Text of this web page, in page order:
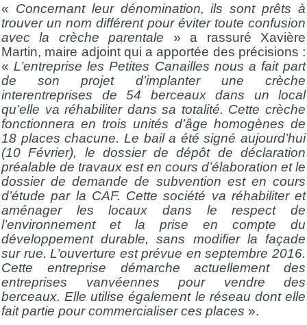
« Concernant leur dénomination, ils sont prêts à
trouver un nom différent pour éviter toute confusion
avec la crèche parentale » a rassuré Xavière
Martin, maire adjoint qui a apportée des précisions :
«L’entreprise les Petites Canailles nous a fait part
de son projet d’implanter une crèche
interentreprises de 54 berceaux dans un local
qu’elle va réhabiliter dans sa totalité. Cette crèche
fonctionnera en trois unités d’âge homogènes de
18 places chacune. Le bail a été signé aujourd’hui
(10 Février), le dossier de dépôt de déclaration
préalable de travaux est en cours d’élaboration et le
dossier de demande de subvention est en cours
d’étude par la CAF. Cette société va réhabiliter et
aménager les locaux dans le respect de
l’environnement et la prise en compte du
développement durable, sans modifier la façade
sur rue. L’ouverture est prévue en septembre 2016.
Cette entreprise démarche actuellement des
entreprises vanvéennes pour vendre des
berceaux. Elle utilise également le réseau dont elle
fait partie pour commercialiser ces places ».